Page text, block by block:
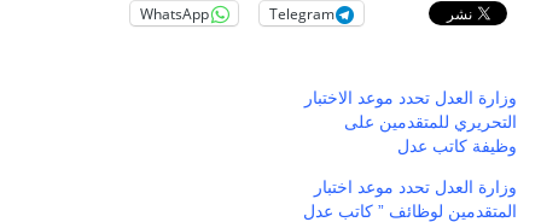
Telegram
WhatsApp
وزارة العدل تحدد موعد الاختبار
التحريري للمتقدمين على
وظيفة كاتب عدل
وزارة العدل تحدد موعد اختبار
المتقدمين لوظائف ” كاتب عدل